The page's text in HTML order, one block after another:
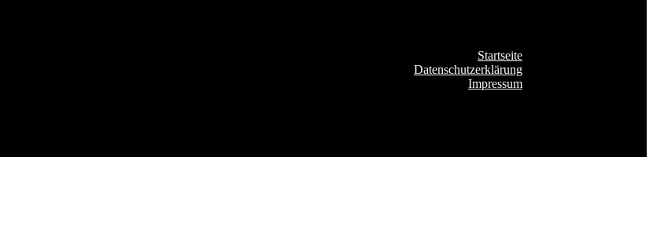
Startseite
Datenschutzerklärung
Impressum